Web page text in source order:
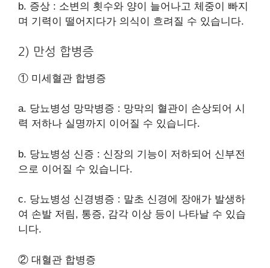
b. 증상 : 소변의 횟수와 양이 늘어나고 체중이 빠지
며 기력이 떨어지다가 의식이 흐려질 수 있습니다.
2) 만성 합병증
① 미세혈관 합병증
a. 당뇨병성 망막병증 : 망막의 혈관이 손상되어 시
력 저하나 실명까지 이어질 수 있습니다.
b. 당뇨병성 신증 : 신장의 기능이 저하되어 신부전
으로 이어질 수 있습니다.
c. 당뇨병성 신경병증 : 말초 신경에 장애가 발생하
여 손발 저림, 통증, 감각 이상 등이 나타날 수 있습
니다.
② 대혈관 합병증